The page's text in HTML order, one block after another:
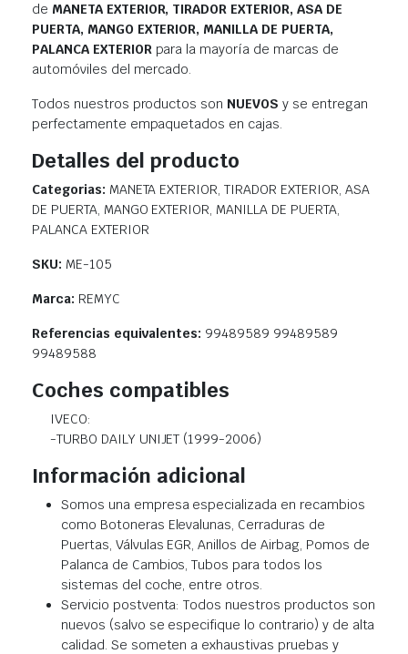
de MANETA EXTERIOR, TIRADOR EXTERIOR, ASA DE
PUERTA, MANGO EXTERIOR, MANILLA DE PUERTA,
PALANCA EXTERIORpara la mayoría de marcas de
automóviles del mercado.
Todos nuestros productos son NUEVOS y se entregan
perfectamente empaquetados en cajas.
Detalles del producto
Categorias: MANETA EXTERIOR, TIRADOR EXTERIOR, ASA
DE PUERTA, MANGO EXTERIOR, MANILLA DE PUERTA,
PALANCA EXTERIOR
SKU: ME-105
Marca: REMYC
Referencias equivalentes: 99489589 99489589
99489588
Coches compatibles
IVECO:
-TURBO DAILY UNIJET (1999-2006)
Información adicional
Somos una empresa especializada en recambios
como Botoneras Elevalunas, Cerraduras de
Puertas, Válvulas EGR, Anillos de Airbag, Pomos de
Palanca de Cambios, Tubos para todos los
sistemas del coche, entre otros.
Servicio postventa: Todos nuestros productos son
nuevos (salvo se especifique lo contrario) y de alta
calidad. Se someten a exhaustivas pruebas y